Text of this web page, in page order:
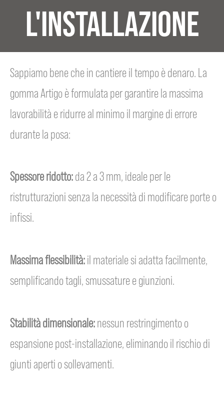
L'INSTALLAZIONE
Sappiamo bene che in cantiere il tempo è denaro. La
gomma Artigo è formulata per garantire la massima
lavorabilità e ridurre al minimo il margine di errore
durante la posa:
Spessore ridotto:da 2 a 3 mm, ideale per le
ristrutturazioni senza la necessità di modificare porte o
infissi.
Massima flessibilità:il materiale si adatta facilmente,
semplificando tagli, smussature e giunzioni.
Stabilità dimensionale:nessun restringimento o
espansione post-installazione, eliminando il rischio di
giunti aperti o sollevamenti.